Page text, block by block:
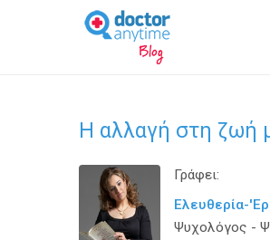
Η αλλαγή στη ζωή
Γράφει:
Ελευθερία-
Ψυχολόγος -